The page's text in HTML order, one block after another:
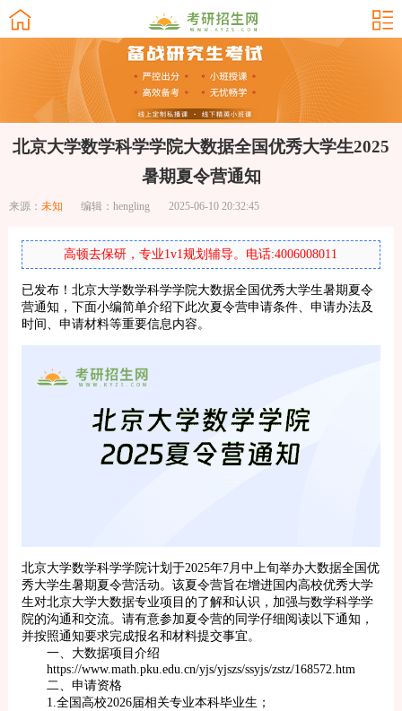
北京大学数学科学学院大数据全国优秀大学生2025
暑期夏令营通知
来源： 未知 编辑：hengling 2025-06-10 20:32:45
高顿去保研，专业1v1规划辅导。电话:4006008011
已发布！北京大学数学科学学院大数据全国优秀大学生暑期夏令
营通知，下面小编简单介绍下此次夏令营申请条件、申请办法及
时间、申请材料等重要信息内容。
北京大学数学科学学院计划于2025年7月中上旬举办大数据全国优
秀大学生暑期夏令营活动。该夏令营旨在增进国内高校优秀大学
生对北京大学大数据专业项目的了解和认识，加强与数学科学学
院的沟通和交流。请有意参加夏令营的同学仔细阅读以下通知，
并按照通知要求完成报名和材料提交事宜。
一、大数据项目介绍
https://www.math.pku.edu.cn/yjs/yjszs/ssyjs/zstz/168572.htm
二、申请资格
1.全国高校2026届相关专业本科毕业生；